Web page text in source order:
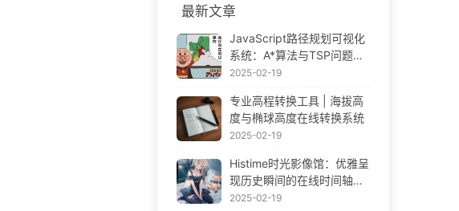
最新文章
JavaScript路径规划可视化
系统：A*算法与TSP问题解
决方案
2025-02-19
专业高程转换工具 | 海拔高
度与椭球高度在线转换系统
2025-02-19
Histime时光影像馆：优雅呈
现历史瞬间的在线时间轴相
册 | Historical Photo Timeli
2025-02-19